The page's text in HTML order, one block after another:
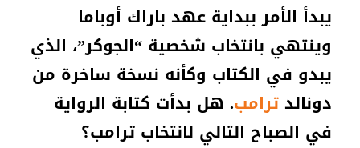
يبدأ الأمر ببداية عهد باراك أوباما
وينتهي بانتخاب شخصية “الجوكر”، الذي
يبدو في الكتاب وكأنه نسخة ساخرة من
دونالدترامب. هل بدأت كتابة الرواية
في الصباح التالي لانتخاب ترامب؟